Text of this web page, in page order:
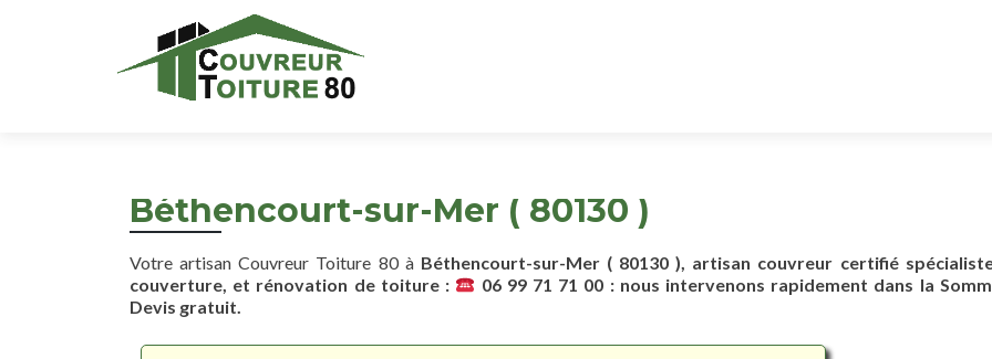
Béthencourt-sur-Mer ( 80130 )
Votre artisan Couvreur Toiture 80 à Béthencourt-sur-Mer ( 80130 ), artisan couvreur certifié
couverture, et rénovation de toiture :
06 99 71 71 00 : nous intervenons rapidement dans la
Devis gratuit.